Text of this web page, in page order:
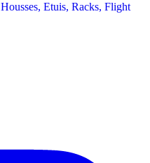
Housses, Etuis, Racks, Flight